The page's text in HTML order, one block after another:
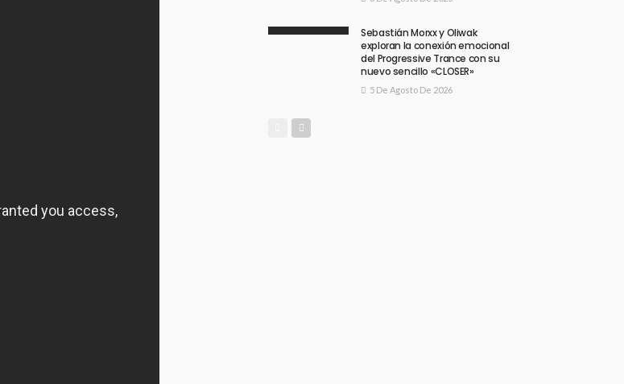
Sebastián Morxx y Oliwak
exploran la conexión emocional
del Progressive Trance con su
nuevo sencillo «CLOSER»
5 De Agosto De 2026